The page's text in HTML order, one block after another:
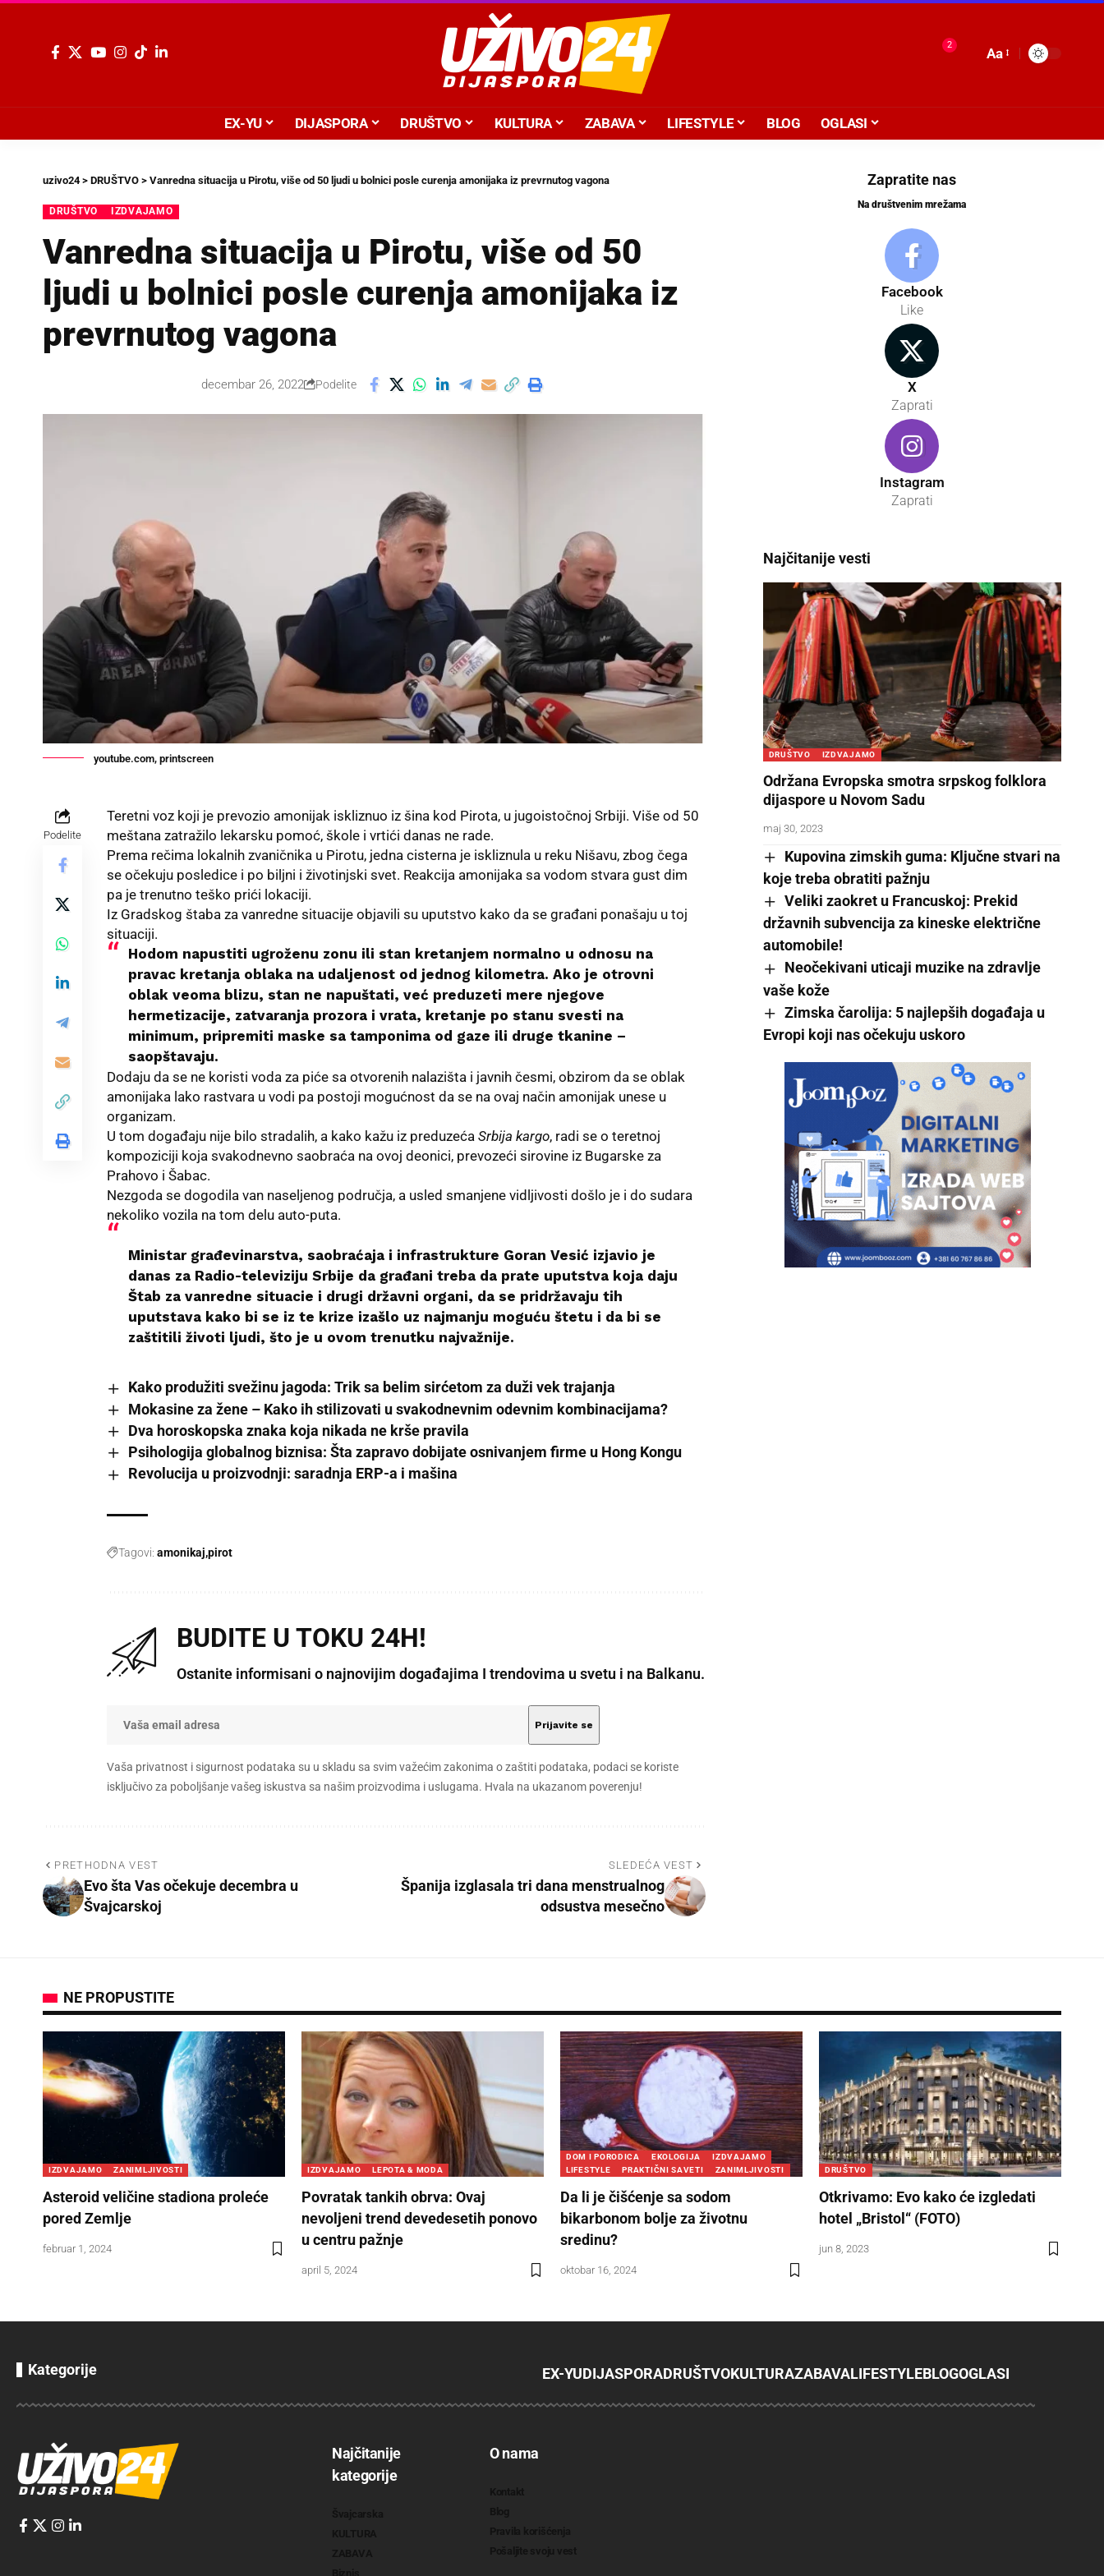
2
Aa
EX-YU DIJASPORA DRUŠTVO KULTURA ZABAVA LIFESTYLE BLOG OGLASI
uzivo24> DRUŠTVO > Vanredna situacija u Pirotu, više od 50 ljudi u bolnici posle curenja amonijaka iz prevrnutog vagona
DRUŠTVO IZDVAJAMO
Vanredna situacija u Pirotu, više od 50
ljudi u bolnici posle curenja amonijaka iz
prevrnutog vagona
decembar 26, 2022 Podelite
youtube.com, printscreen
Podelite
Teretni voz koji je prevozio amonijak iskliznuo iz šina kod Pirota, u jugoistočnoj Srbiji. Više od 50
meštana zatražilo lekarsku pomoć, škole i vrtići danas ne rade.
Prema rečima lokalnih zvaničnika u Pirotu, jedna cisterna je iskliznula u reku Nišavu, zbog čega
se očekuju posledice i po biljni i životinjski svet. Reakcija amonijaka sa vodom stvara gust dim
pa je trenutno teško prići lokaciji.
Iz Gradskog štaba za vanredne situacije objavili su uputstvo kako da se građani ponašaju u toj
situaciji.
Hodom napustiti ugroženu zonu ili stan kretanjem normalno u odnosu na
pravac kretanja oblaka na udaljenost od jednog kilometra. Ako je otrovni
oblak veoma blizu, stan ne napuštati, već preduzeti mere njegove
hermetizacije, zatvaranja prozora i vrata, kretanje po stanu svesti na
minimum, pripremiti maske sa tamponima od gaze ili druge tkanine –
saopštavaju.
Dodaju da se ne koristi voda za piće sa otvorenih nalazišta i javnih česmi, obzirom da se oblak
amonijaka lako rastvara u vodi pa postoji mogućnost da se na ovaj način amonijak unese u
organizam.
U tom događaju nije bilo stradalih, a kako kažu iz preduzeća Srbija kargo, radi se o teretnoj
kompoziciji koja svakodnevno saobraća na ovoj deonici, prevozeći sirovine iz Bugarske za
Prahovo i Šabac.
Nezgoda se dogodila van naseljenog područja, a usled smanjene vidljivosti došlo je i do sudara
nekoliko vozila na tom delu auto-puta.
Ministar građevinarstva, saobraćaja i infrastrukture Goran Vesić izjavio je
danas za Radio-televiziju Srbije da građani treba da prate uputstva koja daju
Štab za vanredne situacie i drugi državni organi, da se pridržavaju tih
uputstava kako bi se iz te krize izašlo uz najmanju moguću štetu i da bi se
zaštitili životi ljudi, što je u ovom trenutku najvažnije.
Kako produžiti svežinu jagoda: Trik sa belim sirćetom za duži vek trajanja
Mokasine za žene – Kako ih stilizovati u svakodnevnim odevnim kombinacijama?
Dva horoskopska znaka koja nikada ne krše pravila
Psihologija globalnog biznisa: Šta zapravo dobijate osnivanjem firme u Hong Kongu
Revolucija u proizvodnji: saradnja ERP-a i mašina
Tagovi: amonikaj pirot
BUDITE U TOKU 24H!
Ostanite informisani o najnovijim događajima I trendovima u svetu i na Balkanu.
Vaša privatnost i sigurnost podataka su u skladu sa svim važećim zakonima o zaštiti podataka, podaci se koriste
isključivo za poboljšanje vašeg iskustva sa našim proizvodima i uslugama. Hvala na ukazanom poverenju!
PRETHODNA VEST
Evo šta Vas očekuje decembra u
Švajcarskoj
SLEDEĆA VEST
Španija izglasala tri dana menstrualnog
odsustva mesečno
Zapratite nas
Na društvenim mrežama
Facebook
Like
X
Zaprati
Instagram
Zaprati
Najčitanije vesti
DRUŠTVO IZDVAJAMO
Održana Evropska smotra srpskog folklora
dijaspore u Novom Sadu
maj 30, 2023
Kupovina zimskih guma: Ključne stvari na
koje treba obratiti pažnju
Veliki zaokret u Francuskoj: Prekid
državnih subvencija za kineske električne
automobile!
Neočekivani uticaji muzike na zdravlje
vaše kože
Zimska čarolija: 5 najlepših događaja u
Evropi koji nas očekuju uskoro
NE PROPUSTITE
IZDVAJAMO ZANIMLJIVOSTI
Asteroid veličine stadiona proleće
pored Zemlje
februar 1, 2024
IZDVAJAMO LEPOTA & MODA
Povratak tankih obrva: Ovaj
nevoljeni trend devedesetih ponovo
u centru pažnje
april 5, 2024
DOM I PORODICA EKOLOGIJA
IZDVAJAMO
LIFESTYLE
PRAKTIČNI SAVETI ZANIMLJIVOSTI
Da li je čišćenje sa sodom
bikarbonom bolje za životnu
sredinu?
oktobar 16, 2024
DRUŠTVO
Otkrivamo: Evo kako će izgledati
hotel „Bristol“ (FOTO)
jun 8, 2023
Kategorije EX-YUDIJASPORADRUŠTVOKULTURAZABAVALIFESTYLEBLOGOGLASI
Najčitanije
kategorije
O nama